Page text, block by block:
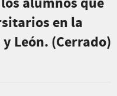
en la
León. (Cerrado)